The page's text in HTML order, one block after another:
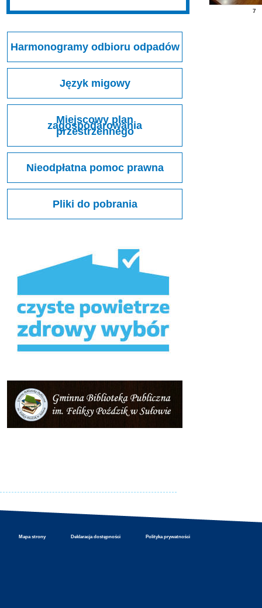
Harmonogramy odbioru odpadów
Język migowy
Miejscowy plan
zagospodarowania
przestrzennego
Nieodpłatna pomoc prawna
Pliki do pobrania
7
Mapa strony Deklaracja dostępności Polityka prywatności